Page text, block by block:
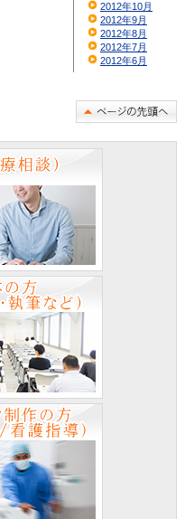
2012年10月
2012年9月
2012年8月
2012年7月
2012年6月